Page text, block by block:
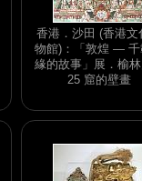
香港．沙田 (香港文
物館)：「敦煌 — 千
緣的故事」展．榆
25 窟的壁畫